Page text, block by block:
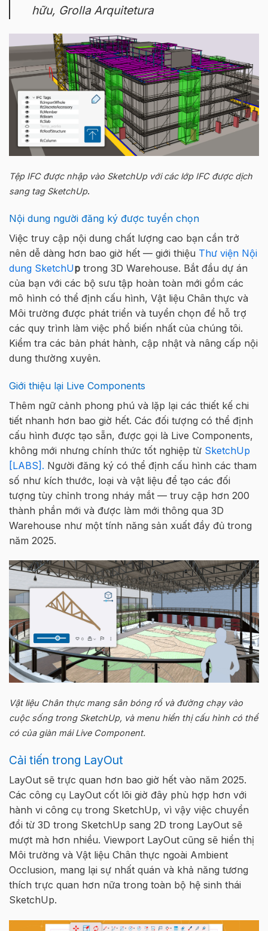
hữu, Grolla Arquitetura
Tệp IFC được nhập vào SketchUp với các lớp IFC được dịch
sang tag SketchUp.
Nội dung người đăng ký được tuyển chọn
Việc truy cập nội dung chất lượng cao bạn cần trở
nên dễ dàng hơn bao giờ hết — giới thiệu Thư viện Nội
dung SketchUp trong 3D Warehouse. Bắt đầu dự án
của bạn với các bộ sưu tập hoàn toàn mới gồm các
mô hình có thể định cấu hình, Vật liệu Chân thực và
Môi trường được phát triển và tuyển chọn để hỗ trợ
các quy trình làm việc phổ biến nhất của chúng tôi.
Kiểm tra các bản phát hành, cập nhật và nâng cấp nội
dung thường xuyên.
Giới thiệu lại Live Components
Thêm ngữ cảnh phong phú và lặp lại các thiết kế chi
tiết nhanh hơn bao giờ hết. Các đối tượng có thể định
cấu hình được tạo sẵn, được gọi là Live Components,
không mới nhưng chính thức tốt nghiệp từ SketchUp
[LABS]. Người đăng ký có thể định cấu hình các tham
số như kích thước, loại và vật liệu để tạo các đối
tượng tùy chỉnh trong nháy mắt — truy cập hơn 200
thành phần mới và được làm mới thông qua 3D
Warehouse như một tính năng sản xuất đầy đủ trong
năm 2025.
Vật liệu Chân thực mang sân bóng rổ và đường chạy vào
cuộc sống trong SketchUp, và menu hiển thị cấu hình có thể
có của giàn mái Live Component.
Cải tiến trong LayOut
LayOut sẽ trực quan hơn bao giờ hết vào năm 2025.
Các công cụ LayOut cốt lõi giờ đây phù hợp hơn với
hành vi công cụ trong SketchUp, vì vậy việc chuyển
đổi từ 3D trong SketchUp sang 2D trong LayOut sẽ
mượt mà hơn nhiều. Viewport LayOut cũng sẽ hiển thị
Môi trường và Vật liệu Chân thực ngoài Ambient
Occlusion, mang lại sự nhất quán và khả năng tương
thích trực quan hơn nữa trong toàn bộ hệ sinh thái
SketchUp.